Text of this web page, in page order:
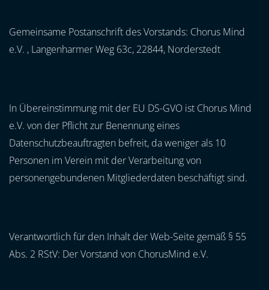
Gemeinsame Postanschrift des Vorstands: Chorus Mind
e.V. , Langenharmer Weg 63c, 22844, Norderstedt
In Übereinstimmung mit der EU DS-GVO ist Chorus Mind
e.V. von der Pflicht zur Benennung eines
Datenschutzbeauftragten befreit, da weniger als 10
Personen im Verein mit der Verarbeitung von
personengebundenen Mitgliederdaten beschäftigt sind.
Verantwortlich für den Inhalt der Web-Seite gemäß § 55
Abs. 2 RStV: Der Vorstand von ChorusMind e.V.